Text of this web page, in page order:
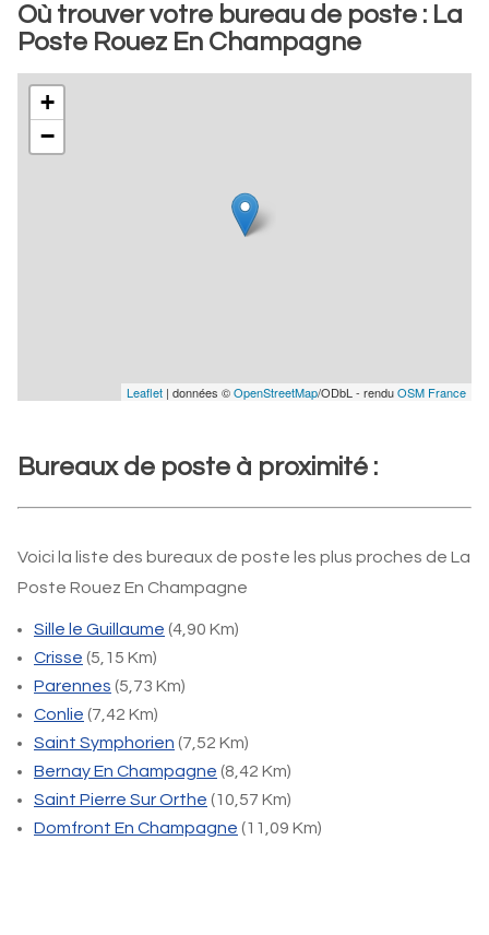
Où trouver votre bureau de poste : La
Poste Rouez En Champagne
+
−
Leaflet | données ©OpenStreetMap/ODbL - renduOSM France
Bureaux de poste à proximité :
Voici la liste des bureaux de poste les plus proches de La
Poste Rouez En Champagne
Sille le Guillaume (4,90 Km)
Crisse (5,15 Km)
Parennes (5,73 Km)
Conlie (7,42 Km)
Saint Symphorien (7,52 Km)
Bernay En Champagne (8,42 Km)
Saint Pierre Sur Orthe (10,57 Km)
Domfront En Champagne (11,09 Km)